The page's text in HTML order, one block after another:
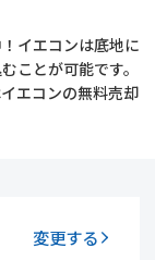
イエコンは底地に
ことが可能です。
エコンの無料売却
変更する